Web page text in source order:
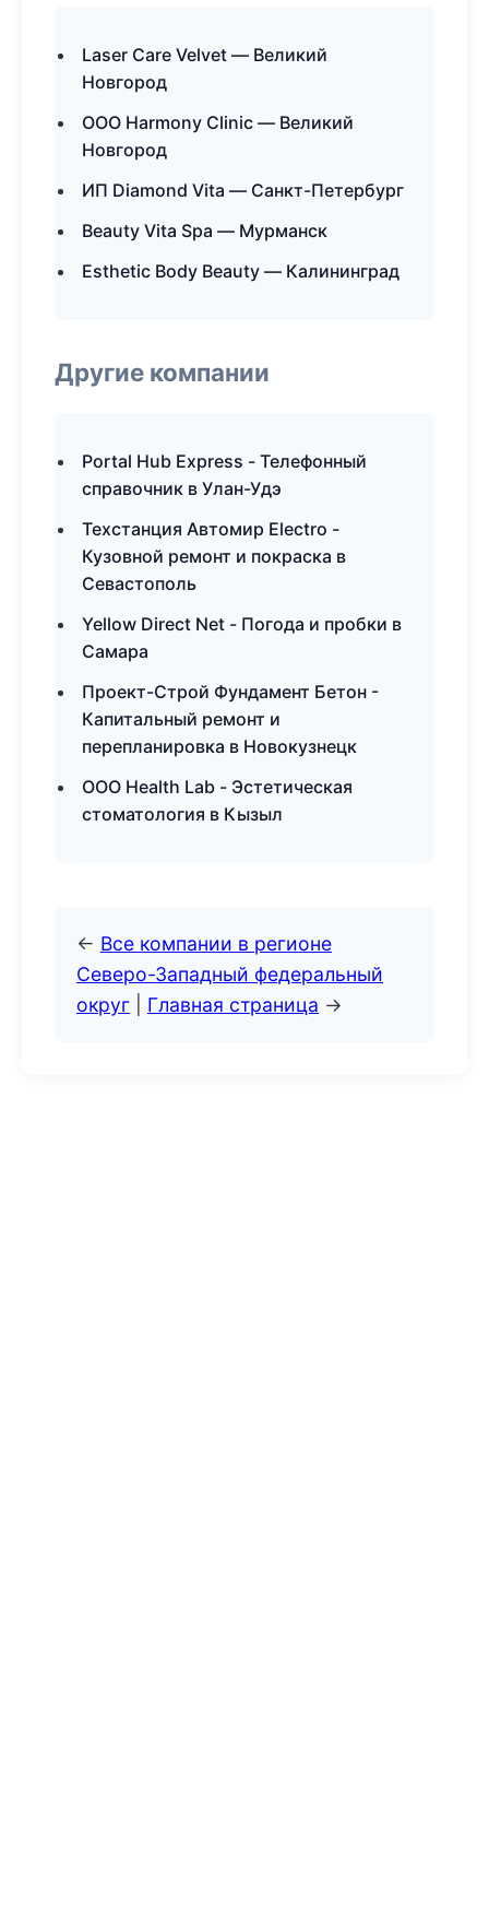
Laser Care Velvet — Великий
Новгород
ООО Harmony Clinic — Великий
Новгород
ИП Diamond Vita — Санкт-Петербург
Beauty Vita Spa — Мурманск
Esthetic Body Beauty — Калининград
Другие компании
Portal Hub Express - Телефонный
справочник в Улан-Удэ
Техстанция Автомир Electro -
Кузовной ремонт и покраска в
Севастополь
Yellow Direct Net - Погода и пробки в
Самара
Проект-Строй Фундамент Бетон -
Капитальный ремонт и
перепланировка в Новокузнецк
ООО Health Lab - Эстетическая
стоматология в Кызыл
← Все компании в регионе
Северо-Западный федеральный
округ
Главная страница →